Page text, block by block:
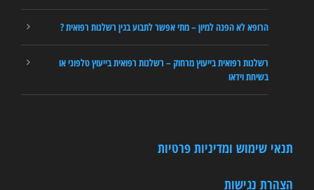
הרופא לא הפנה למיון – מתי אפשר לתבוע בגין רשלנות רפואית ?
רשלנות רפואית בייעוץ מרחוק – רשלנות רפואית בייעוץ טלפוני או
בשיחת וידאו
תנאי שימוש ומדיניות פרטיות
הצהרת נגישות